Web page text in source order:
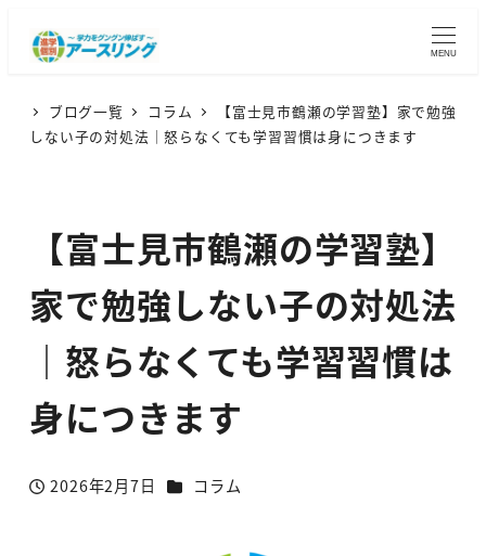
MENU
ブログ一覧 コラム
【富士見市鶴瀬の学習塾】家で勉強
しない子の対処法｜怒らなくても学習習慣は身につきます
【富士見市鶴瀬の学習塾】
家で勉強しない子の対処法
｜怒らなくても学習習慣は
身につきます
投稿日
2026年2月7日 カテゴリー
コラム